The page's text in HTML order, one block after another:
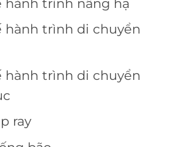
hành trình nâng hạ
hành trình di chuyển
hành trình di chuyển
ray